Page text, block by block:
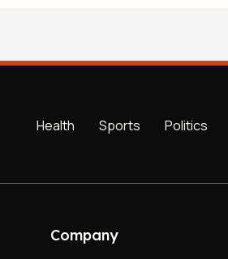
Health Sports Politics
Company